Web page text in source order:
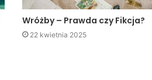
Wróżby – Prawda czy Fikcja?
22 kwietnia 2025